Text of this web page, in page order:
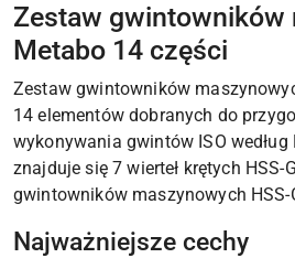
Zestaw gwintowników
Metabo 14 części
Zestaw gwintowników
14 elementów dobranych do
wykonywania gwintów ISO według
znajduje się 7 wierteł krętych HSS-
gwintowników maszynowych HSS-
Najważniejsze cechy